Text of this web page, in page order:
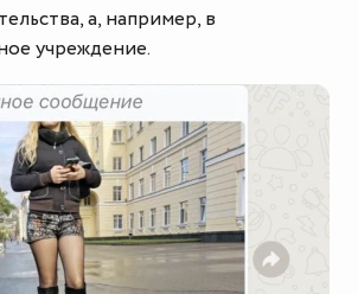
а, например, в
учреждение.